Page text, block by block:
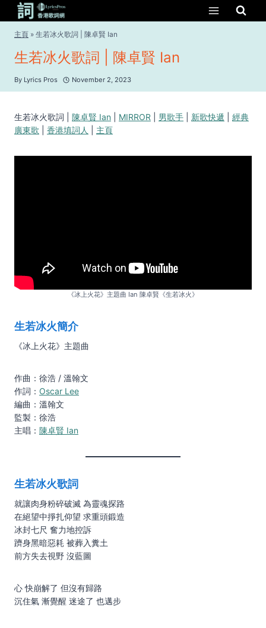
content
主頁 » 生若冰火歌詞 | 陳卓賢 Ian
生若冰火歌詞 | 陳卓賢 Ian
By Lyrics Pros November 2, 2023
生若冰火歌詞 | 陳卓賢 Ian MIRROR 男歌手 新歌快遞
經典
廣東歌
香港填詞人 主頁
《冰上火花》主題曲 Ian 陳卓賢《生若冰火》
生若冰火簡介
《冰上火花》主題曲
作曲：徐浩 / 溫翰文
作詞： Oscar Lee
編曲：溫翰文
監製：徐浩
主唱： 陳卓賢 Ian
生若冰火歌詞
就讓肉身粉碎破滅 為靈魂探路
在絕望中掙扎仰望 求重頭鍛造
冰封七尺 奮力地控訴
躋身黑暗惡耗 被葬入糞土
前方失去視野 沒藍圖
心 快崩解了 但沒有歸路
沉住氣 漸覺醒 迷途了 也邁步